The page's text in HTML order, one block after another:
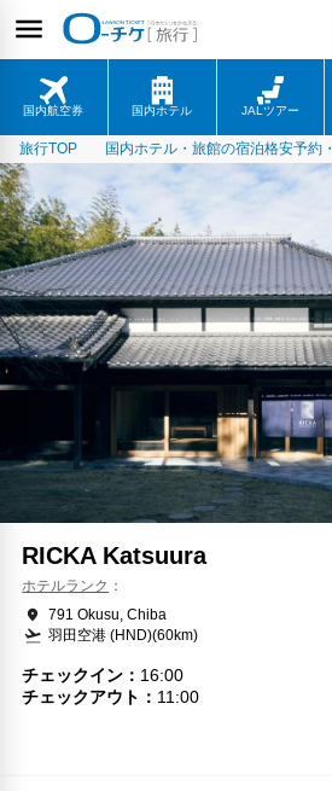
国内航空券 国内ホテル JALツアー
旅行TOP 国内ホテル・旅館の宿泊格安予約
RICKA Katsuura
ホテルランク
791 Okusu, Chiba
羽田空港 (HND)(60km)
チェックイン
16:00
チェックアウト
11:00